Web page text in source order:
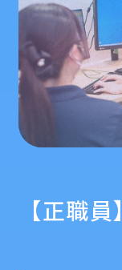
【正職